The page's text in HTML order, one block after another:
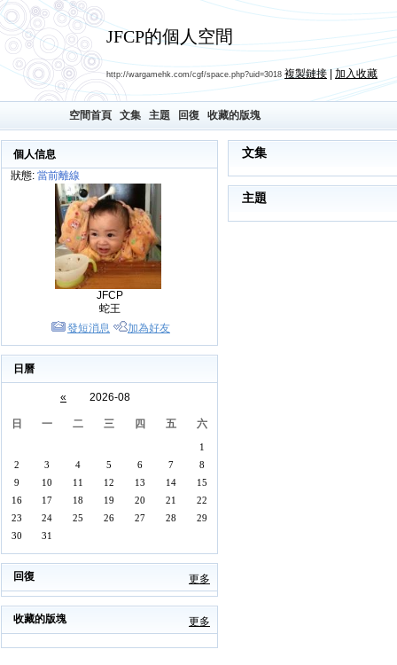
JFCP的個人空間
http://wargamehk.com/cgf/space.php?uid=3018 複製鏈接 | 加入收藏
空間首頁 文集 主題 回復 收藏的版塊
個人信息
狀態: 當前離線
JFCP
蛇王
發短消息
加為好友
日曆
« 2026-08
日 一 二 三 四 五 六
1
2
3 4 5 6 7
8
9
10 11 12 13 14
15
16
17 18 19 20 21
22
23
24 25 26 27 28
29
30
31
回復 更多
收藏的版塊 更多
文集
主題